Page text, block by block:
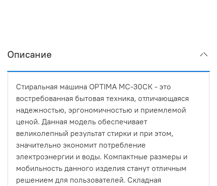
Описание
Стиральная машина OPTIMA МС-30СК - это
востребованная бытовая техника, отличающаяся
надежностью, эргономичностью и приемлемой
ценой. Данная модель обеспечивает
великолепный результат стирки и при этом,
значительно экономит потребление
электроэнергии и воды. Компактные размеры и
мобильность данного изделия станут отличным
решением для пользователей. Складная